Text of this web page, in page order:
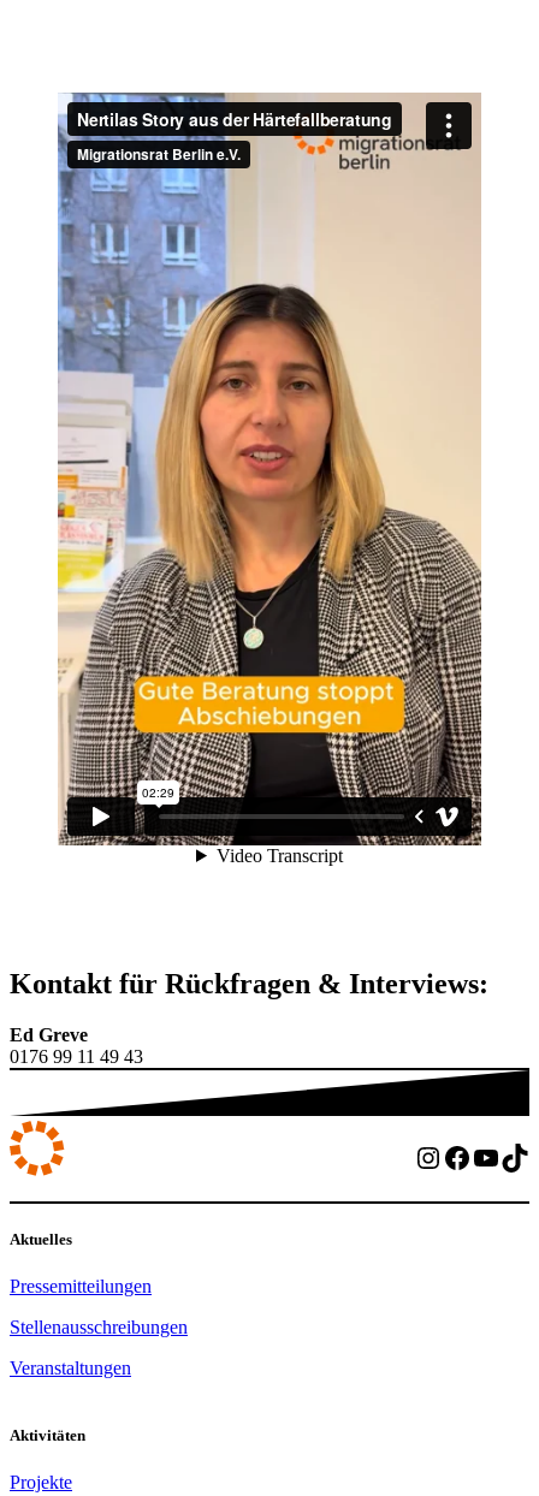
Kontakt für Rückfragen & Interviews:
Ed Greve
0176 99 11 49 43
Instagram
Aktuelles
Pressemitteilungen
Stellenausschreibungen
Veranstaltungen
Aktivitäten
Projekte